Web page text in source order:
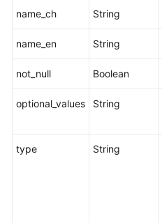
题
理
主
name_ch String
name_en String
not_null Boolean
optional_values String
type String